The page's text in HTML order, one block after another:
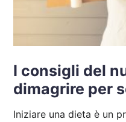
I consigli del
dimagrire per
Iniziare una dieta è un